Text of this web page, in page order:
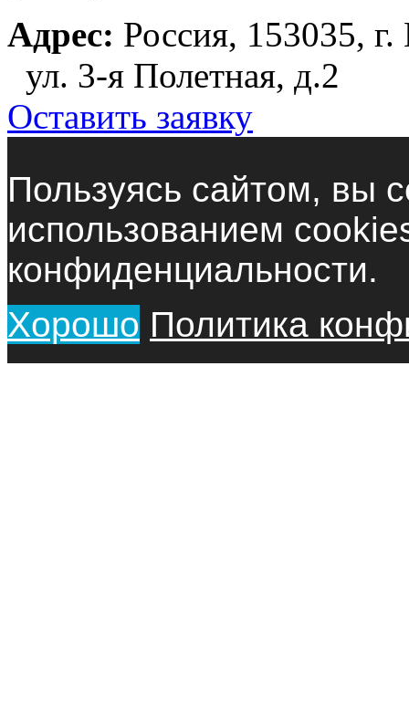
Адрес: Россия, 153035,
ул. 3-я Полетная, д.2
Оставить заявку
Пользуясь сайтом, вы
использованием
конфиденциальности.
Хорошо Политика